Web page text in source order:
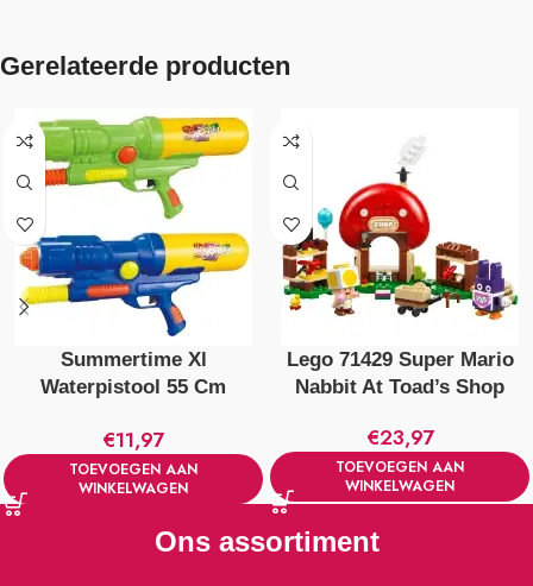
Gerelateerde producten
Summertime Xl
Waterpistool 55 Cm
€11,97
TOEVOEGEN AAN
WINKELWAGEN
Lego 71429 Super Mario
Nabbit At Toad’s Shop
€23,97
TOEVOEGEN AAN
WINKELWAGEN
Ons assortiment